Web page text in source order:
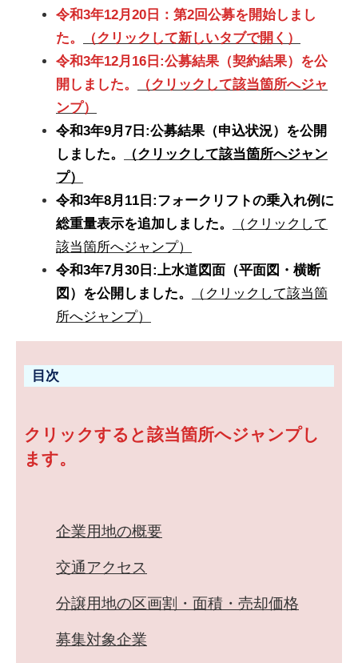
令和3年12月20日：第2回公募を開始しまし
た。
（クリックして新しいタブで開く）
令和3年12月16日:公募結果（契約結果）を公
開しました。
（クリックして該当箇所へジャ
ンプ）
令和3年9月7日:公募結果（申込状況）を公開
しました。
（クリックして該当箇所へジャン
プ）
令和3年8月11日:フォークリフトの乗入れ例に
総重量表示を追加しました。
（クリックして
該当箇所へジャンプ）
令和3年7月30日:上水道図面（平面図・横断
図）を公開しました。
（クリックして該当箇
所へジャンプ）
目次
クリックすると該当箇所へジャンプし
ます。
企業用地の概要
交通アクセス
分譲用地の区画割・面積・売却価格
募集対象企業